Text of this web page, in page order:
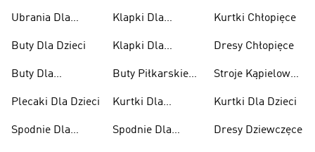
Ubrania Dla
Buty Dla Dzieci
Buty Dla
Plecaki Dla Dzieci
Spodnie Dla
Klapki Dla
Klapki Dla
Buty Piłkarskie
Kurtki Dla
Spodnie Dla
Kurtki Chłopięce
Dresy Chłopięce
Stroje Kąpielowe
Kurtki Dla Dzieci
Dresy Dziewczęce